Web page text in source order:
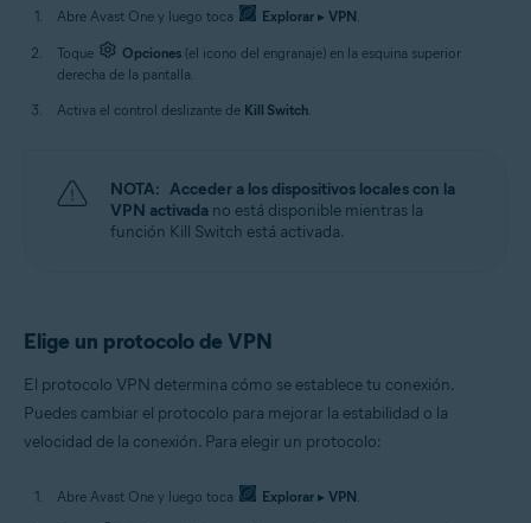
Abre Avast One y luego toca Explorar ▸ VPN.
Toque Opciones (el icono del engranaje) en la esquina superior
derecha de la pantalla.
Activa el control deslizante de Kill Switch.
NOTA: Acceder a los dispositivos locales con la
VPN activada no está disponible mientras la
función Kill Switch está activada.
Elige un protocolo de VPN
El protocolo VPN determina cómo se establece tu conexión.
Puedes cambiar el protocolo para mejorar la estabilidad o la
velocidad de la conexión. Para elegir un protocolo:
Abre Avast One y luego toca Explorar ▸ VPN.